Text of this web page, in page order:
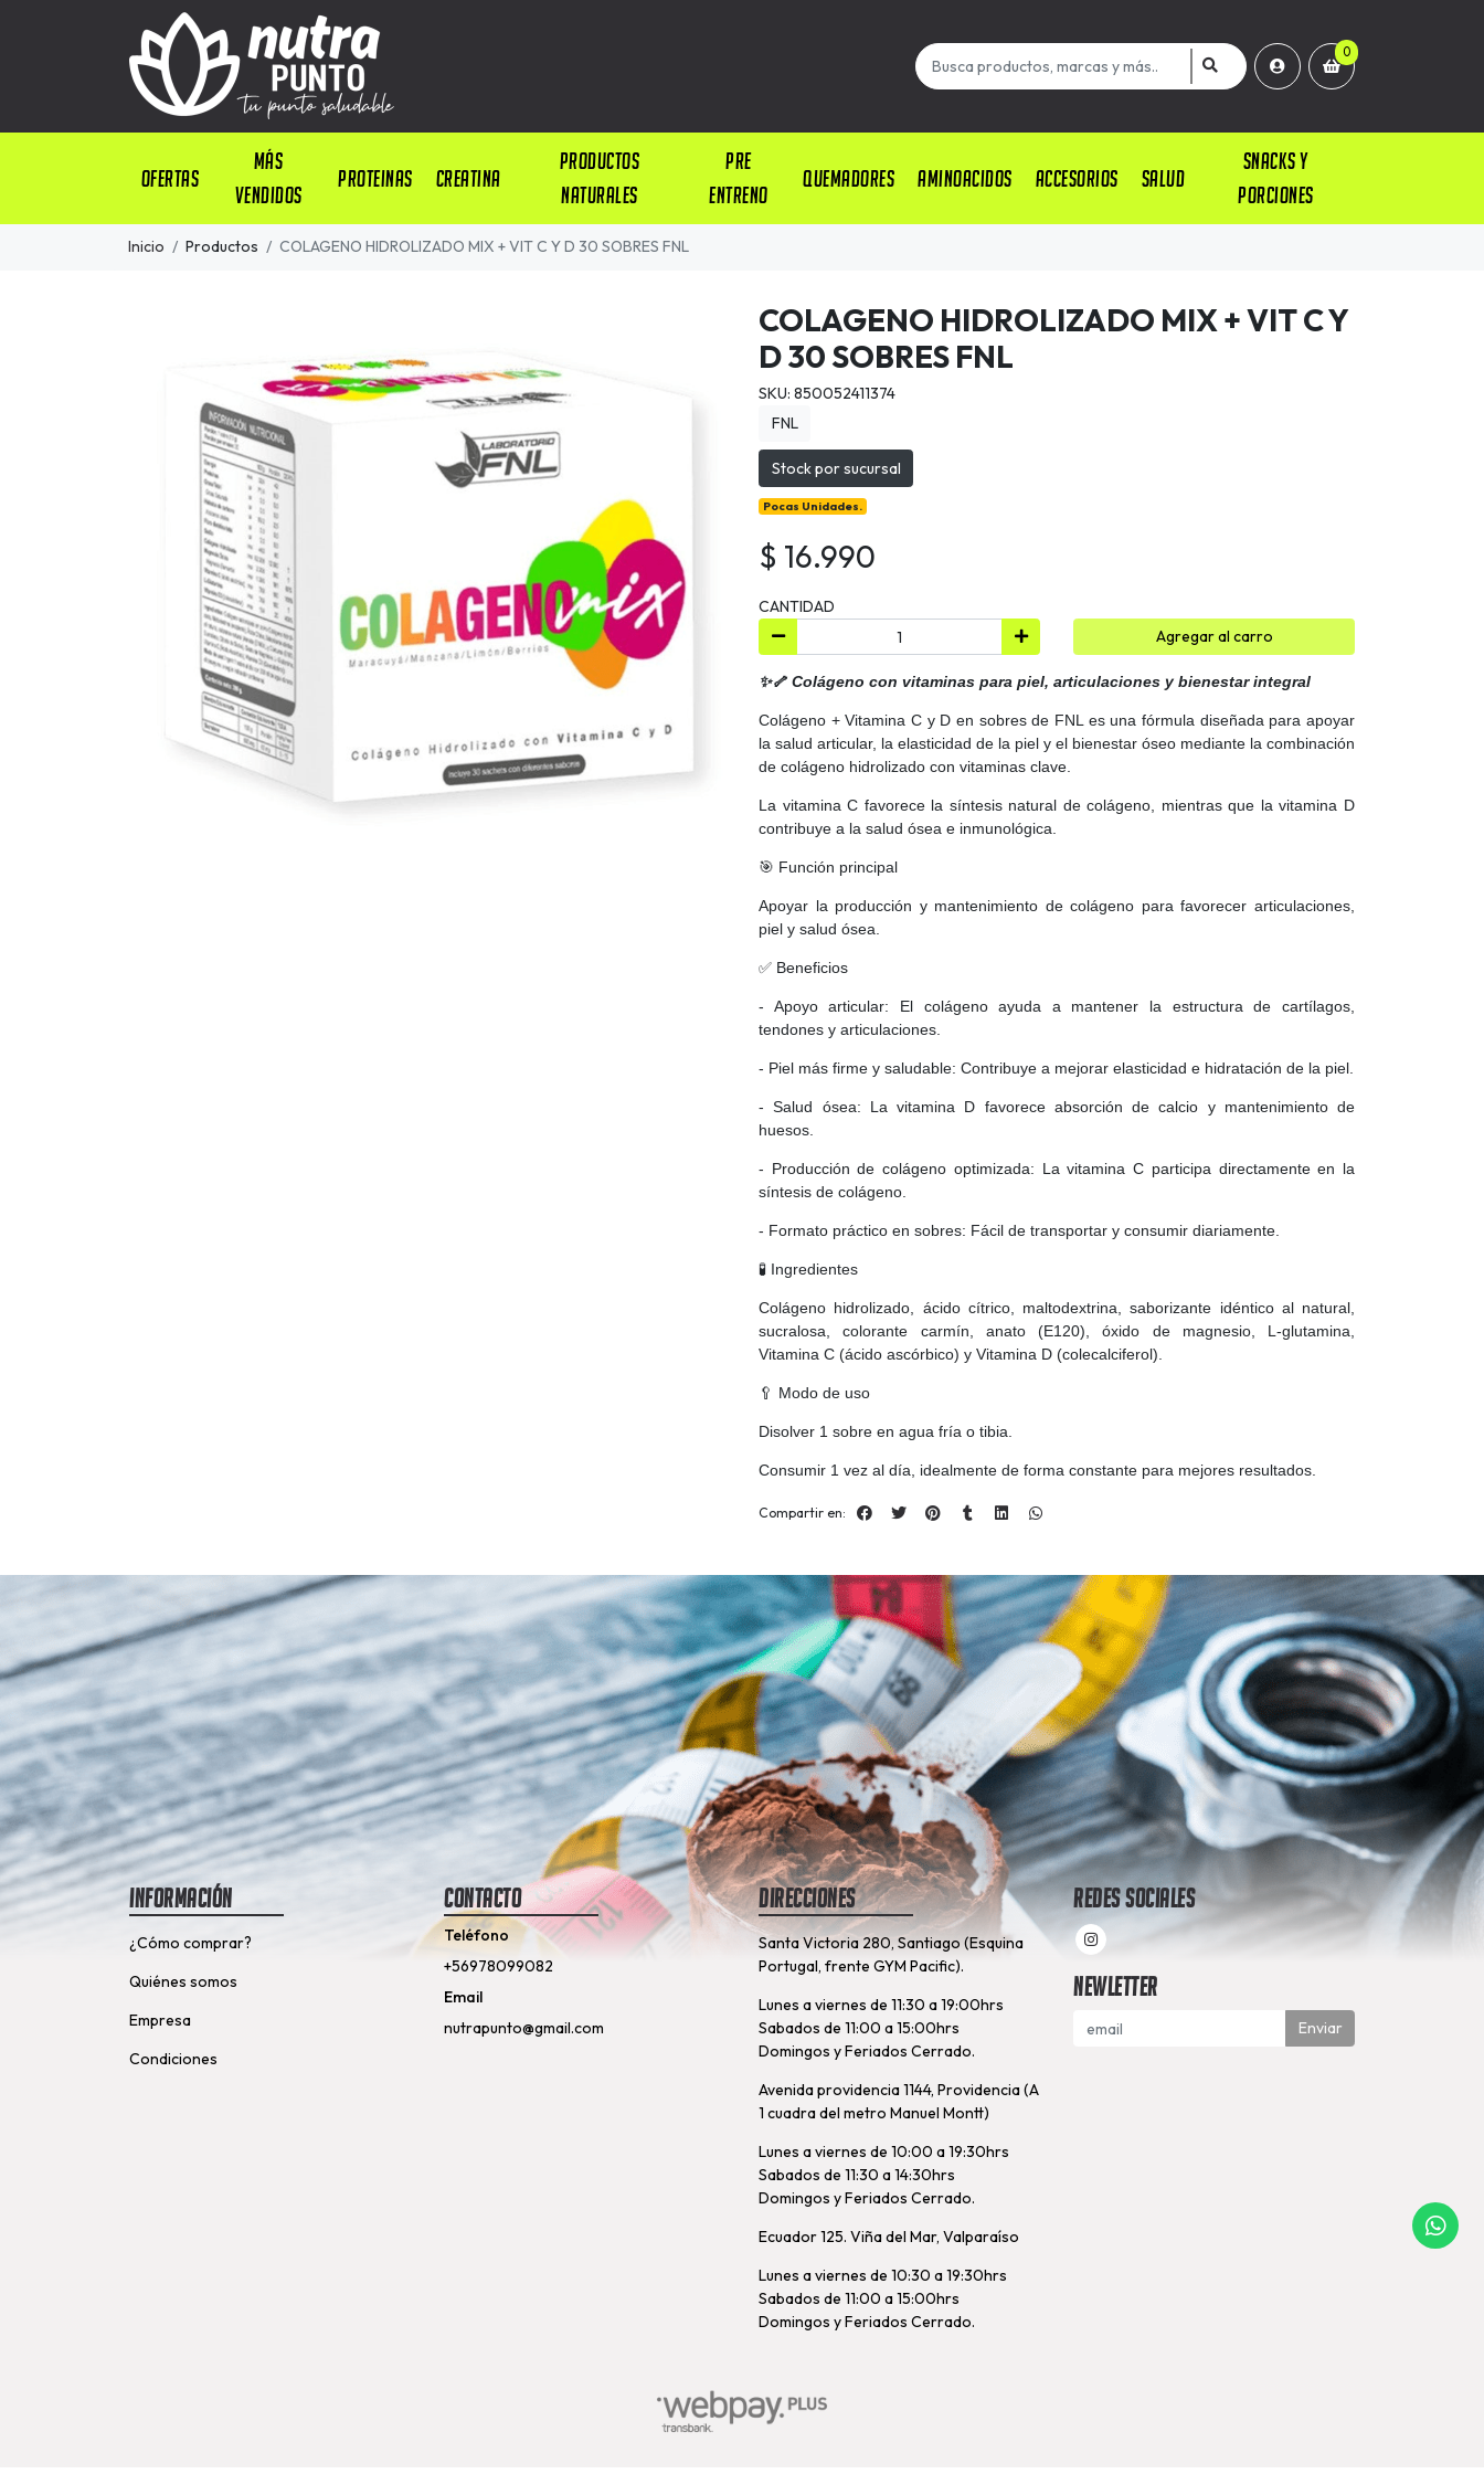
0
OFERTAS
Más
Vendidos
PROTEINAS CREATINA
PRODUCTOS
NATURALES
PRE
ENTRENO
QUEMADORES AMINOACIDOS ACCESORIOS SALUD
SNACKS Y
PORCIONES
Inicio Productos COLAGENO HIDROLIZADO MIX + VIT C Y D 30 SOBRES FNL
COLAGENO HIDROLIZADO MIX + VIT C Y
D 30 SOBRES FNL
SKU: 850052411374
FNL
Stock por sucursal
Pocas Unidades.
$ 16.990
CANTIDAD
Agregar al carro
✨🦴 Colágeno con vitaminas para piel, articulaciones y bienestar integral
Colágeno + Vitamina C y D en sobres de FNL es una fórmula diseñada para apoyar
la salud articular, la elasticidad de la piel y el bienestar óseo mediante la combinación
de colágeno hidrolizado con vitaminas clave.
La vitamina C favorece la síntesis natural de colágeno, mientras que la vitamina D
contribuye a la salud ósea e inmunológica.
🎯 Función principal
Apoyar la producción y mantenimiento de colágeno para favorecer articulaciones,
piel y salud ósea.
✅ Beneficios
- Apoyo articular: El colágeno ayuda a mantener la estructura de cartílagos,
tendones y articulaciones.
- Piel más firme y saludable: Contribuye a mejorar elasticidad e hidratación de la piel.
- Salud ósea: La vitamina D favorece absorción de calcio y mantenimiento de
huesos.
- Producción de colágeno optimizada: La vitamina C participa directamente en la
síntesis de colágeno.
- Formato práctico en sobres: Fácil de transportar y consumir diariamente.
🧪 Ingredientes
Colágeno hidrolizado, ácido cítrico, maltodextrina, saborizante idéntico al natural,
sucralosa, colorante carmín, anato (E120), óxido de magnesio, L-glutamina,
Vitamina C (ácido ascórbico) y Vitamina D (colecalciferol).
🥄 Modo de uso
Disolver 1 sobre en agua fría o tibia.
Consumir 1 vez al día, idealmente de forma constante para mejores resultados.
Compartir en:
Información
¿Cómo comprar?
Quiénes somos
Empresa
Condiciones
Contacto
Teléfono
+56978099082
Email
nutrapunto@gmail.com
Direcciones
Santa Victoria 280, Santiago (Esquina
Portugal, frente GYM Pacific).
Lunes a viernes de 11:30 a 19:00hrs
Sabados de 11:00 a 15:00hrs
Domingos y Feriados Cerrado.
Avenida providencia 1144, Providencia (A
1 cuadra del metro Manuel Montt)
Lunes a viernes de 10:00 a 19:30hrs
Sabados de 11:30 a 14:30hrs
Domingos y Feriados Cerrado.
Ecuador 125. Viña del Mar, Valparaíso
Lunes a viernes de 10:30 a 19:30hrs
Sabados de 11:00 a 15:00hrs
Domingos y Feriados Cerrado.
Redes Sociales
Newletter
Enviar